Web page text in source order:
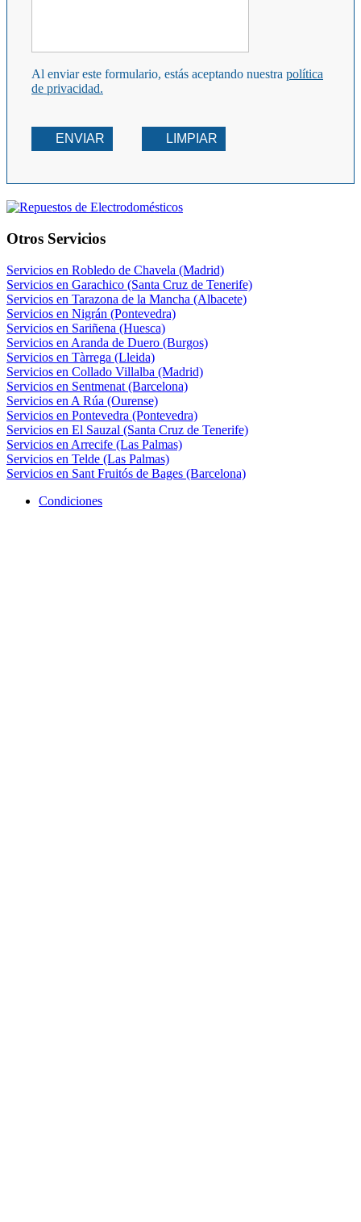
Al enviar este formulario, estás aceptando nuestra política
de privacidad.
ENVIAR LIMPIAR
Otros Servicios
Servicios en Robledo de Chavela (Madrid)
Servicios en Garachico (Santa Cruz de Tenerife)
Servicios en Tarazona de la Mancha (Albacete)
Servicios en Nigrán (Pontevedra)
Servicios en Sariñena (Huesca)
Servicios en Aranda de Duero (Burgos)
Servicios en Tàrrega (Lleida)
Servicios en Collado Villalba (Madrid)
Servicios en Sentmenat (Barcelona)
Servicios en A Rúa (Ourense)
Servicios en Pontevedra (Pontevedra)
Servicios en El Sauzal (Santa Cruz de Tenerife)
Servicios en Arrecife (Las Palmas)
Servicios en Telde (Las Palmas)
Servicios en Sant Fruitós de Bages (Barcelona)
Condiciones